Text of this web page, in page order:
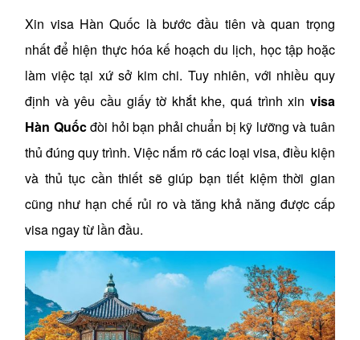
Xin visa Hàn Quốc là bước đầu tiên và quan trọng
nhất để hiện thực hóa kế hoạch du lịch, học tập hoặc
làm việc tại xứ sở kim chi. Tuy nhiên, với nhiều quy
định và yêu cầu giấy tờ khắt khe, quá trình xin visa
Hàn Quốcđòi hỏi bạn phải chuẩn bị kỹ lưỡng và tuân
thủ đúng quy trình. Việc nắm rõ các loại visa, điều kiện
và thủ tục cần thiết sẽ giúp bạn tiết kiệm thời gian
cũng như hạn chế rủi ro và tăng khả năng được cấp
visa ngay từ lần đầu.